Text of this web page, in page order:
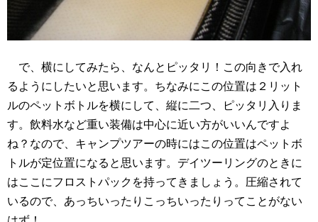
で、横にしてみたら、なんとピッタリ！この向きで入れ
るようにしたいと思います。ちなみにこの位置は２リット
ルのペットボトルを横にして、縦に二つ、ピッタリ入りま
す。飲料水など重い装備は中心に近い方がいいんですよ
ね？なので、キャンプツアーの時にはこの位置はペットボ
トルが定位置になると思います。デイツーリングのときに
はここにフロストパックを持ってきましょう。圧縮されて
いるので、あっちいったりこっちいったりってことがない